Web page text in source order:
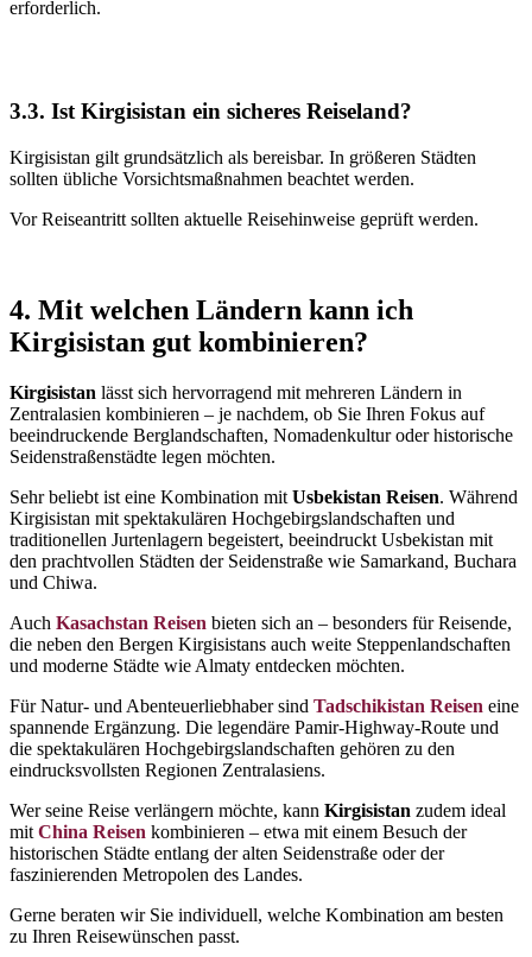
erforderlich.
3.3. Ist Kirgisistan ein sicheres Reiseland?
Kirgisistan gilt grundsätzlich als bereisbar. In größeren Städten
sollten übliche Vorsichtsmaßnahmen beachtet werden.
Vor Reiseantritt sollten aktuelle Reisehinweise geprüft werden.
4. Mit welchen Ländern kann ich
Kirgisistan gut kombinieren?
Kirgisistan lässt sich hervorragend mit mehreren Ländern in
Zentralasien kombinieren – je nachdem, ob Sie Ihren Fokus auf
beeindruckende Berglandschaften, Nomadenkultur oder historische
Seidenstraßenstädte legen möchten.
Sehr beliebt ist eine Kombination mit Usbekistan Reisen. Während
Kirgisistan mit spektakulären Hochgebirgslandschaften und
traditionellen Jurtenlagern begeistert, beeindruckt Usbekistan mit
den prachtvollen Städten der Seidenstraße wie Samarkand, Buchara
und Chiwa.
Auch Kasachstan Reisen bieten sich an – besonders für Reisende,
die neben den Bergen Kirgisistans auch weite Steppenlandschaften
und moderne Städte wie Almaty entdecken möchten.
Für Natur- und Abenteuerliebhaber sind Tadschikistan Reisen eine
spannende Ergänzung. Die legendäre Pamir-Highway-Route und
die spektakulären Hochgebirgslandschaften gehören zu den
eindrucksvollsten Regionen Zentralasiens.
Wer seine Reise verlängern möchte, kann Kirgisistan zudem ideal
mit China Reisen kombinieren – etwa mit einem Besuch der
historischen Städte entlang der alten Seidenstraße oder der
faszinierenden Metropolen des Landes.
Gerne beraten wir Sie individuell, welche Kombination am besten
zu Ihren Reisewünschen passt.